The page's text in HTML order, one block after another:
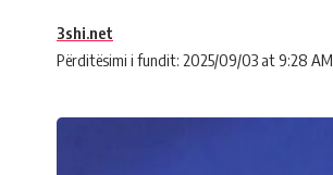
Përditësimi i fundit: 2025/09/03 at 9:28 AM
3shi.net